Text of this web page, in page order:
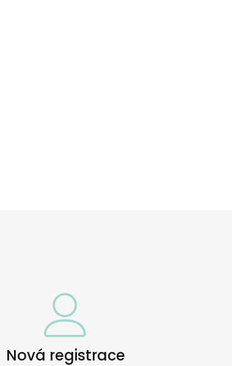
Nová registrace